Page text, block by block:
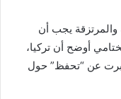
والمرتزقة يجب أن
أوضح أن تركيا،
عن “تحفظ” حول